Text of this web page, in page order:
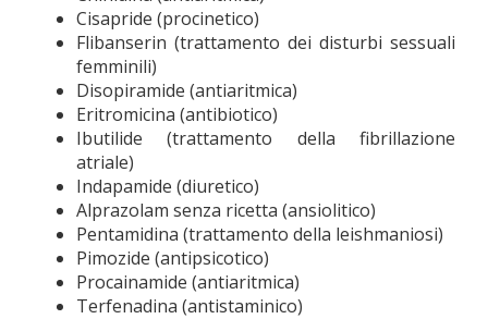
Cisapride (procinetico)
Flibanserin (trattamento dei disturbi sessuali
femminili)
Disopiramide (antiaritmica)
Eritromicina (antibiotico)
Ibutilide (trattamento della fibrillazione
atriale)
Indapamide (diuretico)
Alprazolam senza ricetta (ansiolitico)
Pentamidina (trattamento della leishmaniosi)
Pimozide (antipsicotico)
Procainamide (antiaritmica)
Terfenadina (antistaminico)